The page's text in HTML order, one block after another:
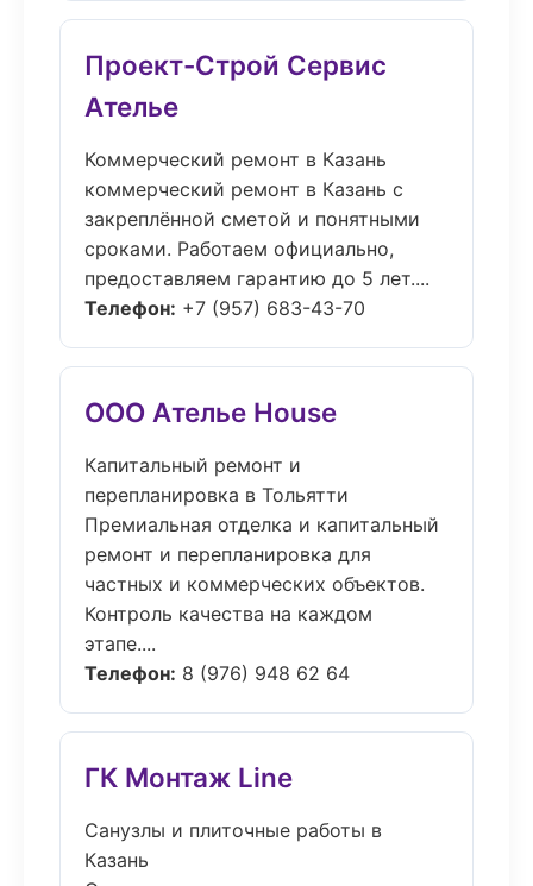
Проект-Строй Сервис
Ателье
Коммерческий ремонт в Казань
коммерческий ремонт в Казань с
закреплённой сметой и понятными
сроками. Работаем официально,
предоставляем гарантию до 5 лет....
Телефон: +7 (957) 683-43-70
ООО Ателье House
Капитальный ремонт и
перепланировка в Тольятти
Премиальная отделка и капитальный
ремонт и перепланировка для
частных и коммерческих объектов.
Контроль качества на каждом
этапе....
Телефон: 8 (976) 948 62 64
ГК Монтаж Line
Санузлы и плиточные работы в
Казань